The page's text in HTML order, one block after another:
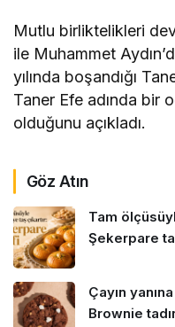
Mutlu birliktelikleri
ile Muhammet
yılında boşandığı
Taner Efe adında bir
olduğunu açıkladı.
Göz Atın
Tam
Şekerpare
Çayın
Brownie